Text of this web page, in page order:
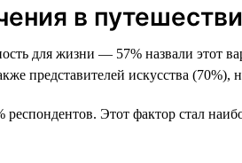
в
для жизни — 57% назвали этот
представителей искусства
Этот фактор стал